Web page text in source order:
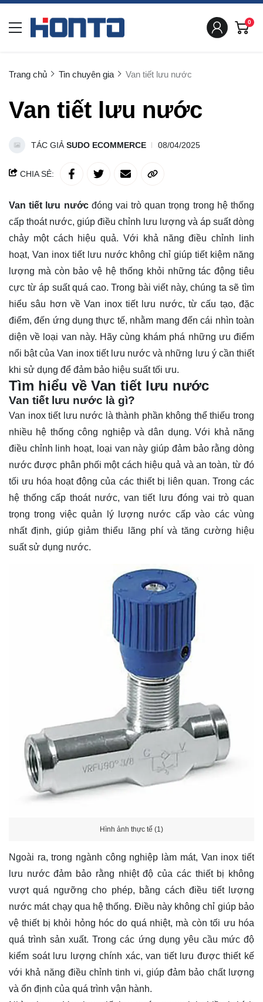
0
Trang chủ Tin chuyên gia Van tiết lưu nước
Van tiết lưu nước
TÁC GIẢ SUDO ECOMMERCE 08/04/2025
CHIA SẺ:
Van tiết lưu nướcđóng vai trò quan trọng trong hệ thống
cấp thoát nước, giúp điều chỉnh lưu lượng và áp suất dòng
chảy một cách hiệu quả. Với khả năng điều chỉnh linh
hoạt, Van inox tiết lưu nước không chỉ giúp tiết kiệm năng
lượng mà còn bảo vệ hệ thống khỏi những tác động tiêu
cực từ áp suất quá cao. Trong bài viết này, chúng ta sẽ tìm
hiểu sâu hơn về Van inox tiết lưu nước, từ cấu tạo, đặc
điểm, đến ứng dụng thực tế, nhằm mang đến cái nhìn toàn
diện về loại van này. Hãy cùng khám phá những ưu điểm
nổi bật của Van inox tiết lưu nước và những lưu ý cần thiết
khi sử dụng để đảm bảo hiệu suất tối ưu.
Tìm hiểu về Van tiết lưu nước
Van tiết lưu nước là gì?
Van inox tiết lưu nước là thành phần không thể thiếu trong
nhiều hệ thống công nghiệp và dân dụng. Với khả năng
điều chỉnh linh hoạt, loại van này giúp đảm bảo rằng dòng
nước được phân phối một cách hiệu quả và an toàn, từ đó
tối ưu hóa hoạt động của các thiết bị liên quan. Trong các
hệ thống cấp thoát nước, van tiết lưu đóng vai trò quan
trọng trong việc quản lý lượng nước cấp vào các vùng
nhất định, giúp giảm thiểu lãng phí và tăng cường hiệu
suất sử dụng nước.
Hình ảnh thực tế (1)
Ngoài ra, trong ngành công nghiệp làm mát, Van inox tiết
lưu nước đảm bảo rằng nhiệt độ của các thiết bị không
vượt quá ngưỡng cho phép, bằng cách điều tiết lượng
nước mát chạy qua hệ thống. Điều này không chỉ giúp bảo
vệ thiết bị khỏi hỏng hóc do quá nhiệt, mà còn tối ưu hóa
quá trình sản xuất. Trong các ứng dụng yêu cầu mức độ
kiểm soát lưu lượng chính xác, van tiết lưu được thiết kế
với khả năng điều chỉnh tinh vi, giúp đảm bảo chất lượng
và ổn định của quá trình vận hành.